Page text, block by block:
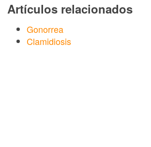
Artículos relacionados
Gonorrea
Clamidiosis